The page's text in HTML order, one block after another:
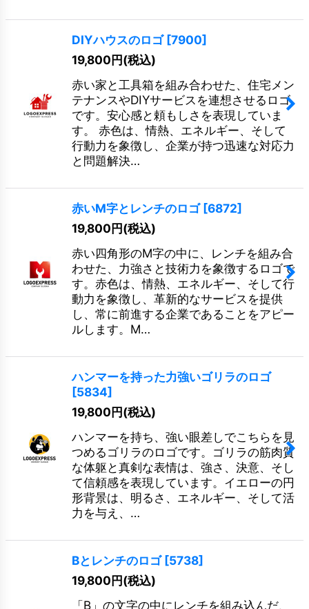
DIYハウスのロゴ [7900]
19,800円(税込)
赤い家と工具箱を組み合わせた、住宅メン
テナンスやDIYサービスを連想させるロゴ
です。安心感と頼もしさを表現していま
す。 赤色は、情熱、エネルギー、そして
行動力を象徴し、企業が持つ迅速な対応力
と問題解決…
赤いM字とレンチのロゴ [6872]
19,800円(税込)
赤い四角形のM字の中に、レンチを組み合
わせた、力強さと技術力を象徴するロゴで
す。赤色は、情熱、エネルギー、そして行
動力を象徴し、革新的なサービスを提供
し、常に前進する企業であることをアピー
ルします。M…
ハンマーを持った力強いゴリラのロゴ
[5834]
19,800円(税込)
ハンマーを持ち、強い眼差しでこちらを見
つめるゴリラのロゴです。ゴリラの筋肉質
な体躯と真剣な表情は、強さ、決意、そし
て信頼感を表現しています。イエローの円
形背景は、明るさ、エネルギー、そして活
力を与え、…
Bとレンチのロゴ [5738]
19,800円(税込)
「B」の文字の中にレンチを組み込んだ、